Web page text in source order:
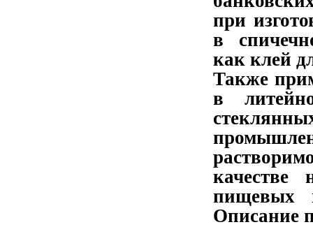
при
в
как клей
Также
в
качестве
пищевых
Описание